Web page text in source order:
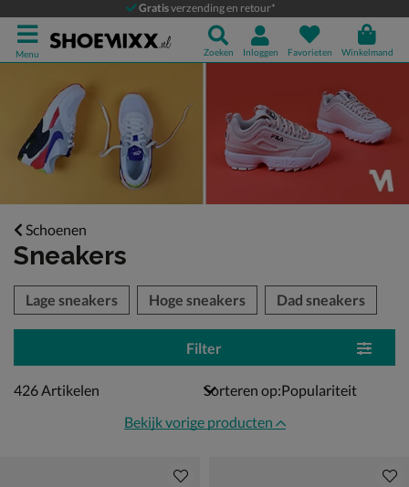
Gratisverzending en retour*
Menu Zoeken Inloggen Favorieten Winkelmand
Schoenen
Sneakers
over
Lage sneakers Hoge sneakers Dad sneakers
Filter
426 artikelen
426 Artikelen
Sorteren op:
Bekijk vorige producten